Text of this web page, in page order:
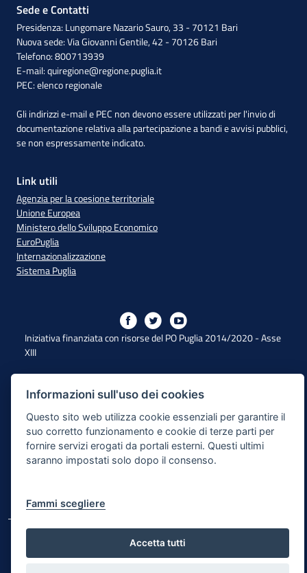
Sede e Contatti
Presidenza: Lungomare Nazario Sauro, 33 - 70121 Bari
Nuova sede: Via Giovanni Gentile, 42 - 70126 Bari
Telefono: 800713939
E-mail:quiregione@regione.puglia.it
PEC:elenco regionale
Gli indirizzi e-mail e PEC non devono essere utilizzati per l'invio di
documentazione relativa alla partecipazione a bandi e avvisi pubblici,
se non espressamente indicato.
Link utili
Agenzia per la coesione territoriale
Unione Europea
Ministero dello Sviluppo Economico
EuroPuglia
Internazionalizzazione
Sistema Puglia
Iniziativa finanziata con risorse del PO Puglia 2014/2020 - Asse
XIII
Dichiarazione di Accessibilità
Note Legali
Cookie e Privacy
Mappa del sito
© Regione Puglia
Informazioni sull'uso dei cookies
Questo sito web utilizza cookie essenziali per garantire il
suo corretto funzionamento e cookie di terze parti per
fornire servizi erogati da portali esterni. Questi ultimi
saranno impostati solo dopo il consenso.
Fammi scegliere
Accetta tutti